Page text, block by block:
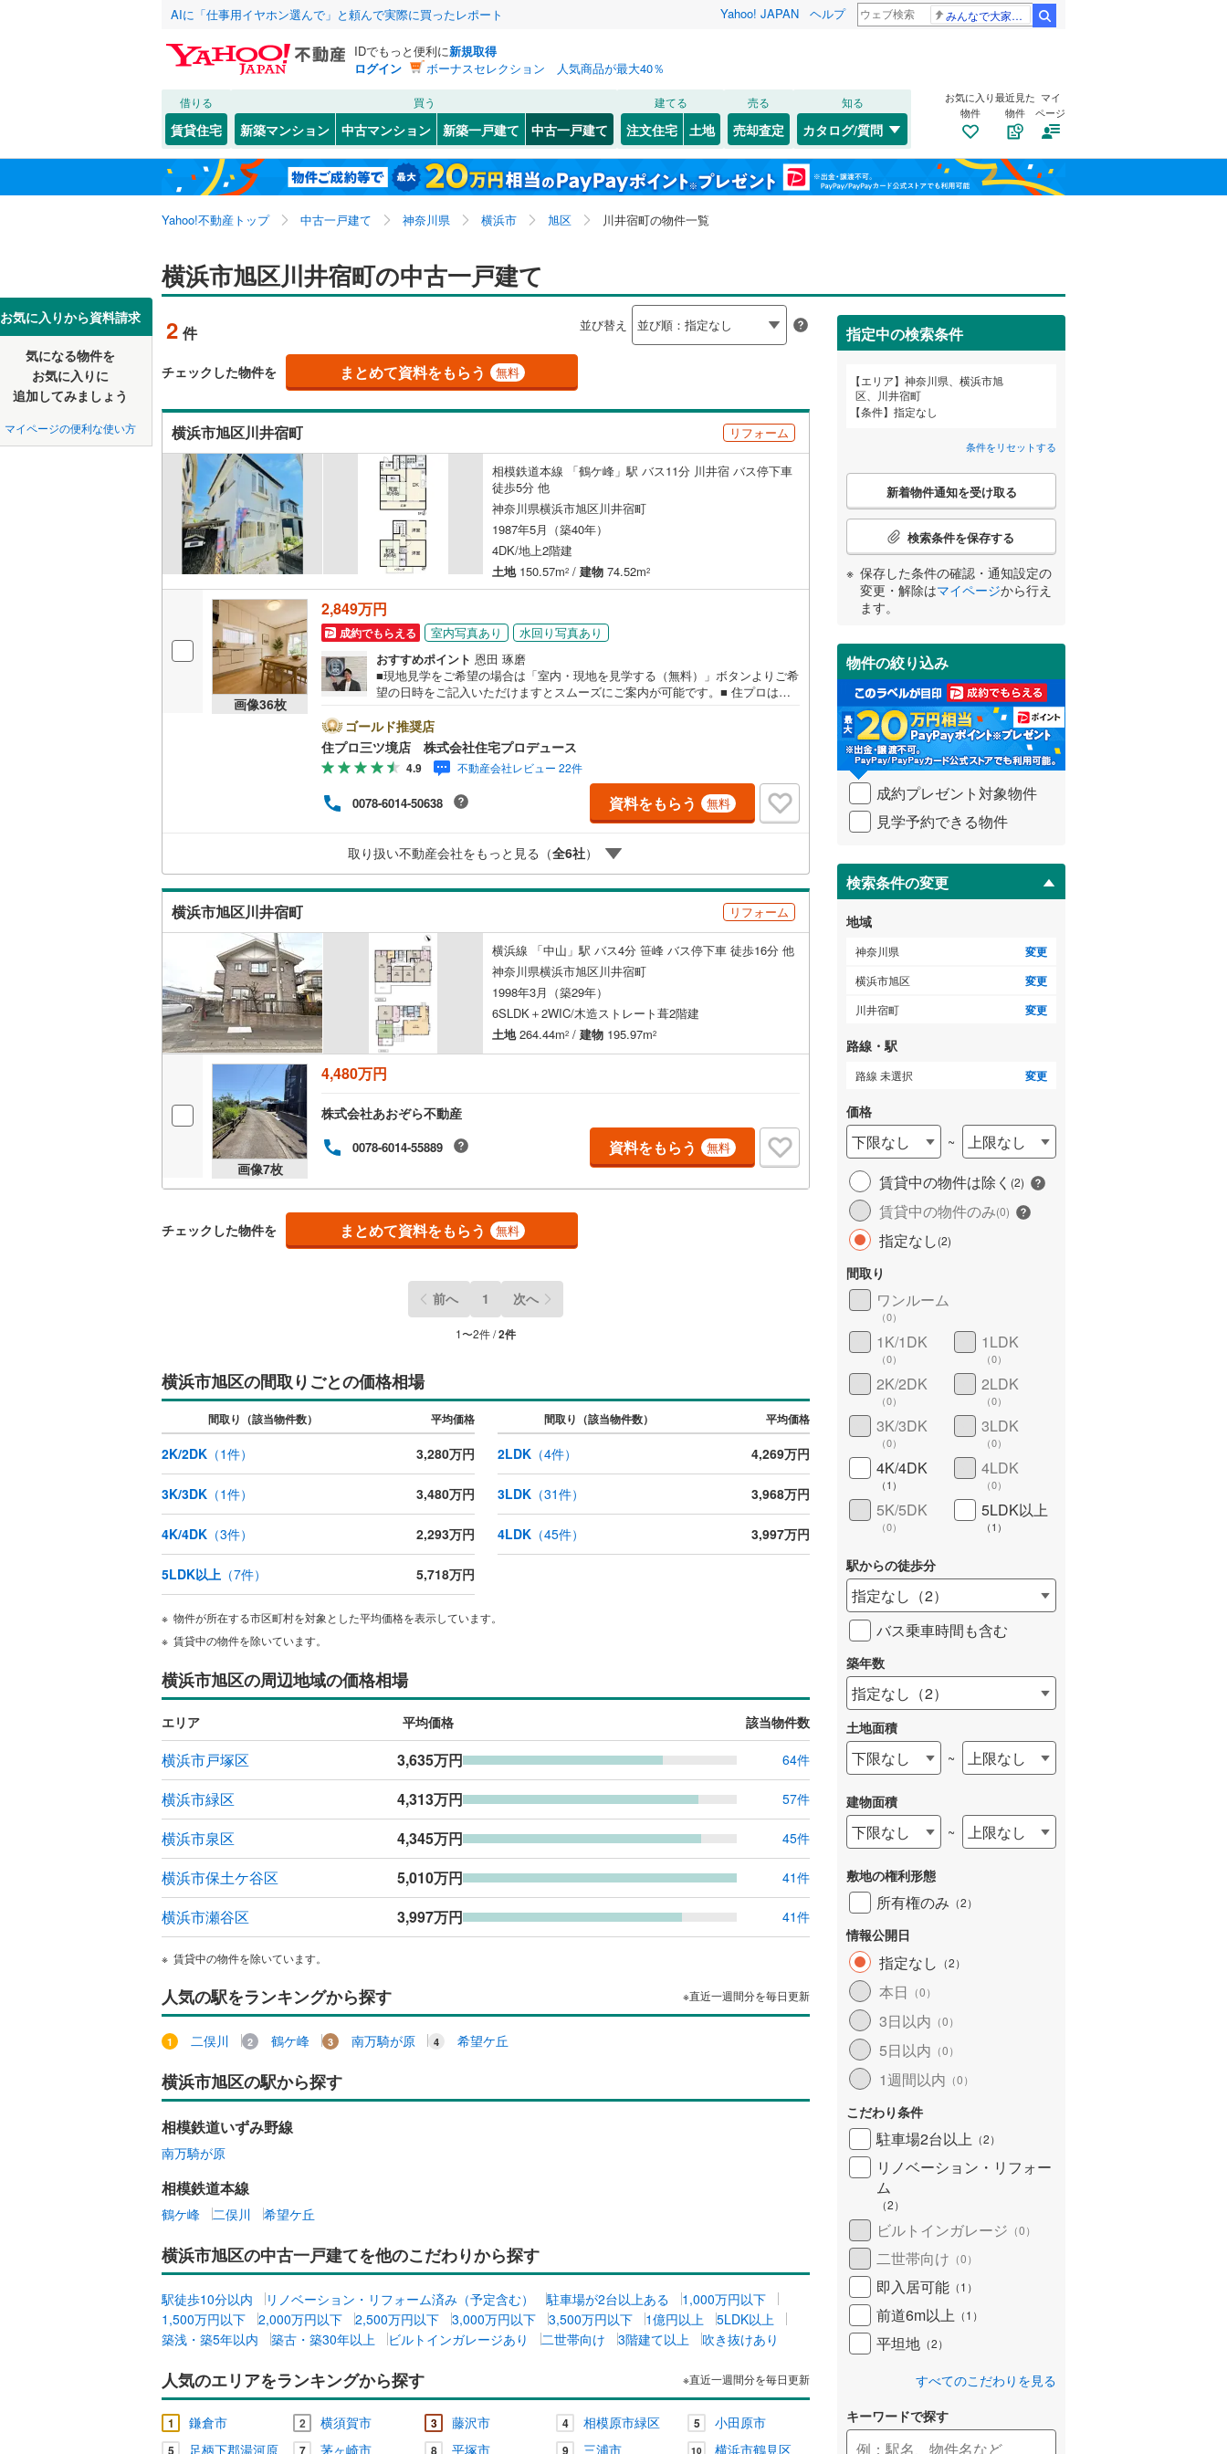
AIに「仕事用イヤホン選んで」と頼んで実際に買ったレポート Yahoo! JAPAN ヘルプ みんなで大家さん 2881億円
IDでもっと便利に新規取得
ログイン
ボーナスセレクション 人気商品が最大40％
借りる
賃貸住宅
買う
新築マンション 中古マンション 新築一戸建て 中古一戸建て
建てる
注文住宅 土地
売る
売却査定
知る
カタログ/質問
お気に入り
物件
最近見た
物件
マイ
ページ
Yahoo!不動産トップ 中古一戸建て 神奈川県 横浜市 旭区 川井宿町の物件一覧
お気に入りから資料請求
気になる物件を
お気に入りに
追加してみましょう
マイページの便利な使い方
横浜市旭区川井宿町の中古一戸建て
2 件 並び替え
チェックした物件を まとめて資料をもらう 無料
横浜市旭区川井宿町 リフォーム
相模鉄道本線 「鶴ケ峰」駅 バス11分 川井宿 バス停下車
徒歩5分 他
神奈川県横浜市旭区川井宿町
1987年5月（築40年）
4DK/地上2階建
土地150.57m2 / 建物 74.52m2
画像36枚
2,849万円
成約でもらえる 室内写真あり
水回り写真あり
おすすめポイント 恩田 琢磨
■現地見学をご希望の場合は「室内・現地を見学する（無料）」ボタンよりご希
望の日時をご記入いただけますとスムーズにご案内が可能です。■ 住プロは、
す！ 最新物件情報や当社限定の物件情報も多数ご用意！お気軽にお問合せ下さ
い!! -------------- 弊社独自の住宅ローン提案システム 弊社ではファイナンシャル
専門スタッフによる【丁寧な資金アドバイス】【ファイナンシャルプラン提案
書の作成】を随時行っております。意外に知らないお客様が多い【定年時の住
宅ローン残高】【住宅購入者だけが加入できる無料の生命保険】【13年間もら
える、国からの特別ボーナス】これから多くなる【教育費】住宅を買った後か
ら始まる【住宅ローン返済】65歳以上から必要になる【老後の費用負担】住宅
---
ゴールド推奨店
住プロ三ツ境店 株式会社住宅プロデュース
4.9 不動産会社レビュー 22件
0078-6014-50638 資料をもらう 無料
取り扱い不動産会社をもっと見る（全6社）
横浜市旭区川井宿町 リフォーム
横浜線 「中山」駅 バス4分 笹峰 バス停下車 徒歩16分 他
神奈川県横浜市旭区川井宿町
1998年3月（築29年）
6SLDK＋2WIC/木造ストレート葺2階建
土地264.44m2 / 建物 195.97m2
画像7枚
4,480万円
株式会社あおぞら不動産
0078-6014-55889 資料をもらう 無料
チェックした物件を まとめて資料をもらう 無料
前へ 1 次へ
1〜2件 /2件
横浜市旭区の間取りごとの価格相場
間取り（該当物件数） 平均価格 間取り（該当物件数） 平均価格
2K/2DK （1件） 3,280万円 2LDK（4件） 4,269万円
3K/3DK （1件） 3,480万円 3LDK（31件） 3,968万円
4K/4DK （3件） 2,293万円 4LDK（45件） 3,997万円
5LDK以上 （7件） 5,718万円
物件が所在する市区町村を対象とした平均価格を表示しています。
賃貸中の物件を除いています。
横浜市旭区の周辺地域の価格相場
エリア 平均価格 該当物件数
横浜市戸塚区 3,635万円 64件
横浜市緑区 4,313万円 57件
横浜市泉区 4,345万円 45件
横浜市保土ケ谷区 5,010万円 41件
横浜市瀬谷区 3,997万円 41件
賃貸中の物件を除いています。
人気の駅をランキングから探す ※直近一週間分を毎日更新
二俣川 鶴ケ峰 南万騎が原 希望ケ丘
横浜市旭区の駅から探す
相模鉄道いずみ野線
南万騎が原
相模鉄道本線
鶴ケ峰 二俣川 希望ケ丘
横浜市旭区の中古一戸建てを他のこだわりから探す
駅徒歩10分以内 リノベーション・リフォーム済み（予定含む） 駐車場が2台以上ある
1,000万円以下
1,500万円以下
2,000万円以下 2,500万円以下 3,000万円以下 3,500万円以下 1億円以上
5LDK以上
築浅・築5年以内
築古・築30年以上 ビルトインガレージあり 二世帯向け 3階建て以上 吹き抜けあり
人気のエリアをランキングから探す ※直近一週間分を毎日更新
1 鎌倉市 2 横須賀市 3 藤沢市 4 相模原市緑区 5 小田原市
5 足柄下郡湯河原 7 茅ヶ崎市 8 平塚市 9 三浦市 10 横浜市鶴見区
指定中の検索条件
エリア
神奈川県、横浜市旭
区、川井宿町
条件
指定なし
条件をリセットする
こ
検
条
件
受
け
取
る
・
条
件
を
イ
ペ
ジ
に
保
存
す
る
新着物件通知を受け取る
検索条件を保存する
保存した条件の確認・通知設定の
変更・解除はマイページから行え
ます。
物件の絞り込み
成約プレゼント対象物件
見学予約できる物件
検索条件の変更
地域
神奈川県 変更
横浜市旭区 変更
川井宿町 変更
路線・駅
路線 未選択 変更
価格
下限なし ~
上限なし
賃貸中の物件は除く (2)
賃貸中の物件のみ(0)
指定なし(2)
間取り
ワンルーム
（0）
1K/1DK
（0）
1LDK
（0）
2K/2DK
（0）
2LDK
（0）
3K/3DK
（0）
3LDK
（0）
4K/4DK
（1 ）
4LDK
（0）
5K/5DK
（0）
5LDK以上
（1 ）
駅からの徒歩分
指定なし （2）
バス乗車時間も含む
築年数
指定なし （2）
土地面積
下限なし ~ 上限なし
建物面積
下限なし ~ 上限なし
敷地の権利形態
所有権のみ （2）
情報公開日
指定なし （2）
本日 （0）
3日以内 （0）
5日以内 （0）
1週間以内 （0）
こだわり条件
駐車場2台以上 （2）
リノベーション・リフォー
ム
（2）
ビルトインガレージ （0）
二世帯向け （0）
即入居可能 （1 ）
前道6m以上 （1 ）
平坦地 （2）
すべてのこだわりを見る
キーワードで探す
北海道 北海道
東北 青森 岩手 宮城 秋田 山形 福島
関東 東京 神奈川 埼玉 千葉
信越・北陸 新潟 長野 富山
三重
近畿 大阪 兵庫
中国 鳥取 島根 岡山 広島 山口
四国 愛媛 高知
九州・沖縄 長崎 熊本 鹿児島 沖縄
該当物件0件
川崎市 川崎区(30) 幸区(7) 中原区(31)
高津区(28) 多摩区(34) 宮前区(50)
麻生区
58)
横浜市 鶴見区(46)
(48 保土ケ谷区(43)
金沢区(24) 港北区(51)
戸塚区(64) 旭区(95)
緑区(57) 瀬谷区(41) 栄区(24)
泉区(45) 青葉区(77)
相模原市 (91) 中央区( 南区(90)
神奈川県のその
ほかの地域
横須賀市(52 鎌倉市(53)
藤沢市(123) 小田原市(77) 茅ヶ崎市(98)
逗子市(10) 三浦市 秦野市 (
厚木市(129) 伊勢原市(42)
海老名市(48) 座間市(48) 南足柄市(15)
綾瀬市(74) 高座郡寒川町(18)
中郡大磯町(19) 足柄上郡中井町(1)
足柄上郡大井町 (4) 足柄上郡松田町 (1) 足柄上郡山北町(3)
足柄下郡箱根町(2) 足柄下郡真鶴町(6)
足柄下郡湯河原町(28 愛甲郡愛川町 愛甲郡清川村(2)
該当物件0件
市沢町(3) 今宿西町(1) 今宿南町(2)
今宿町(2) 柏町(1) 金が谷(4)
上川井町(13) 川井宿町(2)
川島町( 3)
四季美台(9) 都岡町(2) 鶴ケ峰(5)
西川島町(1) 東希望が丘(2)
二俣川(3)
上白根(2)
(4)
該当物件0件
JR
湘南新宿ライン（宇都宮～逗子）
(0)
湘南新宿ライン（前橋～小田原）
(0 )
東海道本線(
南武線(0) 鶴見線(0 ) 横浜線
御殿場線(0)
横浜市営地下鉄グリーンライン( )
私鉄・その他 京王相模原線(0)
東急大井町線( 0
東急新横浜線( 京急本線(0) 京急大師線(0)
京急逗子線(0) 京急久里浜線 相模鉄道本線(2)
相模鉄道いずみ野線
相模鉄道新横浜線 横浜シーサイドライン(0)
横浜高速鉄道みなとみらい線( 0) 江ノ島電鉄 湘南モノレール江の島線 (0)
箱根登山鉄道
伊豆箱根鉄道大雄山線
該当物件0件
該当物件0件
こだわり条件 リフォーム、リノベーション
リノベーション・リフォーム
（2）
築古・築30年以上（1）
設備
床暖房（0）
駐車場2台以上（2） ビルトインガレージ（0） 太陽光発電システム（0）
（2）
防犯カメラ（ 0）
（1）
）
二世帯向け（ 平屋・1階建て （0） 3階建て以上（0）
サービスルーム（納戸）（1）
最寄りの駅が始発駅（1） 海まで2km以内（0） 小学校まで1km以内（2）
配置、向き、建ち方、日当たり
前道6m以上（1） 角地（0） 南道路（0）
LD
リビングダイニング15畳以上
（1）
キッチン
独立型キッチン（2） 対面キッチン（1）
販売、価格、契約、入居関連など
即入居可能（
浴室乾燥機あり（2）
収納
ウォークインクローゼット
床下収納 （ 1 ）
バルコニー、庭
ウッドデッキあり（0）
構造・規模・施工・品質・工法関連
耐震、免震、制震構造
長期優良住宅 ）
オンライン対応
オンライン内見(相談)可（1） IT重説可（1）
詳しく見る
該当物件0件
検索条件を保存しました
この検索条件の新着物件通知は、 マイページから設定できます。
保存した条件を見る
神奈川県、横浜市旭区、川井宿町
検索条件を保存する
マイページ
お気に入りリストを見る
閉じる
お気に入りリストを見る
閉じる